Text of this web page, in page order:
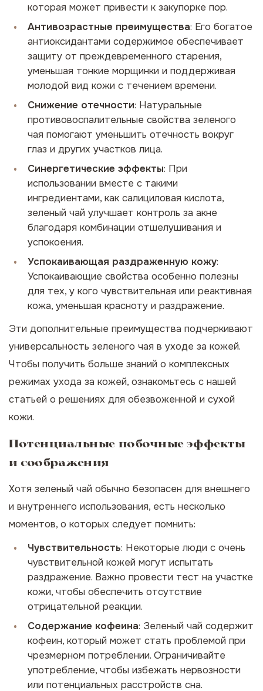
которая может привести к закупорке пор.
Антивозрастные преимущества: Его богатое
антиоксидантами содержимое обеспечивает
защиту от преждевременного старения,
уменьшая тонкие морщинки и поддерживая
молодой вид кожи с течением времени.
Снижение отечности: Натуральные
противовоспалительные свойства зеленого
чая помогают уменьшить отечность вокруг
глаз и других участков лица.
Синергетические эффекты: При
использовании вместе с такими
ингредиентами, как салициловая кислота,
зеленый чай улучшает контроль за акне
благодаря комбинации отшелушивания и
успокоения.
Успокаивающая раздраженную кожу:
Успокаивающие свойства особенно полезны
для тех, у кого чувствительная или реактивная
кожа, уменьшая красноту и раздражение.
Эти дополнительные преимущества подчеркивают
универсальность зеленого чая в уходе за кожей.
Чтобы получить больше знаний о комплексных
режимах ухода за кожей, ознакомьтесь с нашей
статьей о решениях для обезвоженной и сухой
кожи.
Потенциальные побочные эффекты
и соображения
Хотя зеленый чай обычно безопасен для внешнего
и внутреннего использования, есть несколько
моментов, о которых следует помнить:
Чувствительность: Некоторые люди с очень
чувствительной кожей могут испытать
раздражение. Важно провести тест на участке
кожи, чтобы обеспечить отсутствие
отрицательной реакции.
Содержание кофеина: Зеленый чай содержит
кофеин, который может стать проблемой при
чрезмерном потреблении. Ограничивайте
употребление, чтобы избежать нервозности
или потенциальных расстройств сна.